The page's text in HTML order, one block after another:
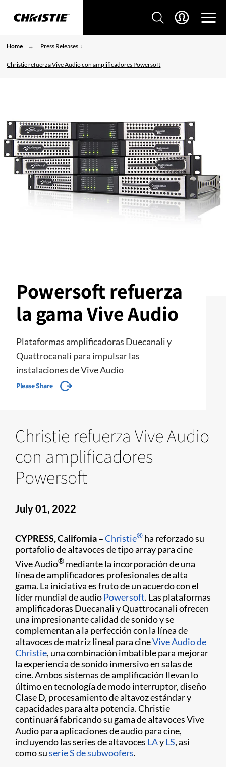
Home Press Releases
Christie refuerza Vive Audio con amplificadores Powersoft
Powersoft refuerza
la gama Vive Audio
Plataformas amplificadoras Duecanali y
Quattrocanali para impulsar las
instalaciones de Vive Audio
Please Share
Christie refuerza Vive Audio
con amplificadores
Powersoft
July 01, 2022
CYPRESS, California –Christie® ha reforzado su
portafolio de altavoces de tipo array para cine
Vive Audio® mediante la incorporación de una
línea de amplificadores profesionales de alta
gama. La iniciativa es fruto de un acuerdo con el
líder mundial de audioPowersoft. Las plataformas
amplificadoras Duecanali y Quattrocanali ofrecen
una impresionante calidad de sonido y se
complementan a la perfección con la línea de
altavoces de matriz lineal para cineVive Audio de
Christie, una combinación imbatible para mejorar
la experiencia de sonido inmersivo en salas de
cine. Ambos sistemas de amplificación llevan lo
último en tecnología de modo interruptor, diseño
Clase D, procesamiento de altavoz estándar y
capacidades para alta potencia. Christie
continuará fabricando su gama de altavoces Vive
Audio para aplicaciones de audio para cine,
incluyendo las series de altavoces LAyLS, así
como suserie S de subwoofers.